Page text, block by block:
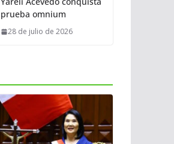
prueba omnium
28 de julio de 2026